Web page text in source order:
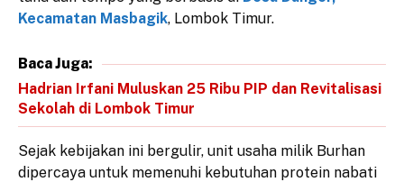
Kecamatan Masbagik, Lombok Timur.
Baca Juga:
Hadrian Irfani Muluskan 25 Ribu PIP dan Revitalisasi
Sekolah di Lombok Timur
​Sejak kebijakan ini bergulir, unit usaha milik Burhan
dipercaya untuk memenuhi kebutuhan protein nabati